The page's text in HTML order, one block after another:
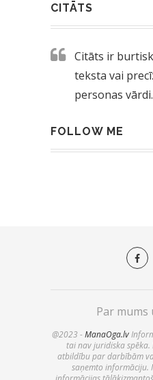
CITĀTS
Citāts ir
teksta vai
personas vārdi.
FOLLOW ME
Par
@2023 - ManaOga.lv
tai nav juridiska spēka.
atbildību par darbībām
saņemto informāciju.